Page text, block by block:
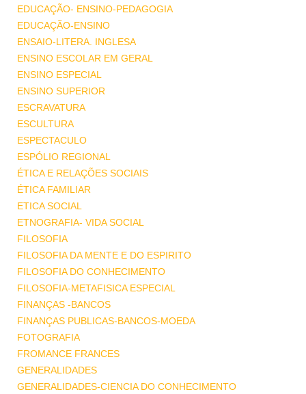
EDUCAÇÃO- ENSINO-PEDAGOGIA
EDUCAÇÃO-ENSINO
ENSAIO-LITERA. INGLESA
ENSINO ESCOLAR EM GERAL
ENSINO ESPECIAL
ENSINO SUPERIOR
ESCRAVATURA
ESCULTURA
ESPECTACULO
ESPÓLIO REGIONAL
ÉTICA E RELAÇÕES SOCIAIS
ÉTICA FAMILIAR
ETICA SOCIAL
ETNOGRAFIA- VIDA SOCIAL
FILOSOFIA
FILOSOFIA DA MENTE E DO ESPIRITO
FILOSOFIA DO CONHECIMENTO
FILOSOFIA-METAFISICA ESPECIAL
FINANÇAS -BANCOS
FINANÇAS PUBLICAS-BANCOS-MOEDA
FOTOGRAFIA
FROMANCE FRANCES
GENERALIDADES
GENERALIDADES-CIENCIA DO CONHECIMENTO